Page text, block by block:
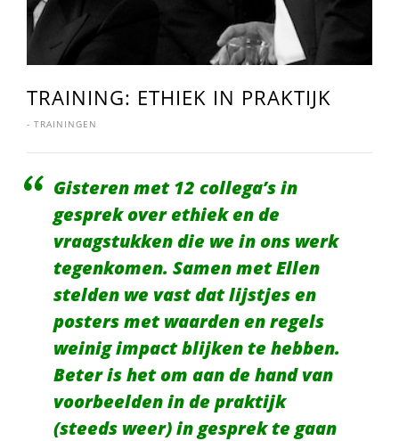
TRAINING: ETHIEK IN PRAKTIJK
- TRAININGEN
Gisteren met 12 collega’s in
gesprek over ethiek en de
vraagstukken die we in ons werk
tegenkomen. Samen met Ellen
stelden we vast dat lijstjes en
posters met waarden en regels
weinig impact blijken te hebben.
Beter is het om aan de hand van
voorbeelden in de praktijk
(steeds weer) in gesprek te gaan